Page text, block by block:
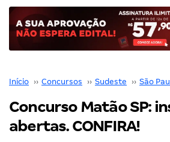
Início ›› Concursos ›› Sudeste ›› São
Concurso Matão SP:
abertas. CONFIRA!